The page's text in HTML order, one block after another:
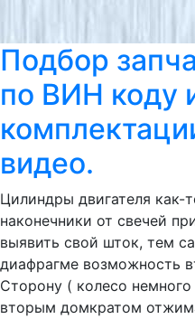
Подбор
по ВИН коду
видео.
Цилиндры двигателя как-
наконечники от свечей
выявить свой шток, тем
диафрагме возможность
Сторону ( колесо
вторым домкратом